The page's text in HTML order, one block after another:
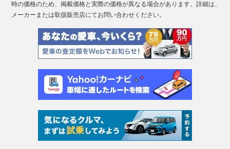
時の価格のため、掲載価格と実際の価格が異なる場合があります。詳細は、
メーカーまたは取扱販売店にてお問い合わせください。